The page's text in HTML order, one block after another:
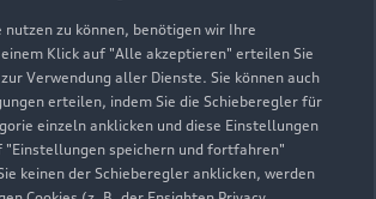
nutzen zu können, benötigen wir Ihre
Klick auf "Alle akzeptieren" erteilen Sie
Verwendung aller Dienste. Sie können auch
erteilen, indem Sie die Schieberegler für
einzeln anklicken und diese Einstellungen
"Einstellungen speichern und fortfahren"
keinen der Schieberegler anklicken, werden
bis13:00
Zurück nach oben